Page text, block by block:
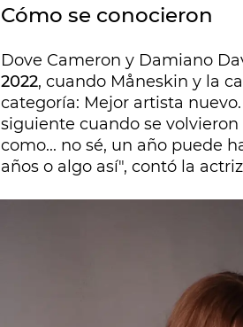
Cómo se conocieron
Dove Cameron y Damiano
2022, cuando Måneskin y la
categoría: Mejor artista
siguiente cuando se
como... no sé, un año puede
años o algo así", contó la